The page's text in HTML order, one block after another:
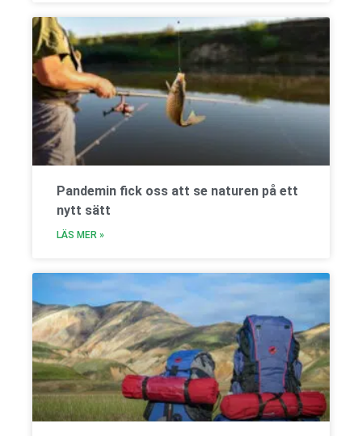
Pandemin fick oss att se naturen på ett
nytt sätt
LÄS MER »